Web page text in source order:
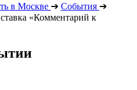
в Москве ➔ События ➔
«Комментарий к